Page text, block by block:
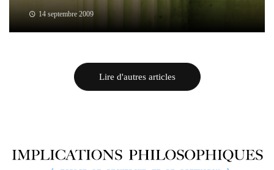
14 septembre 2009
Lire d'autres articles